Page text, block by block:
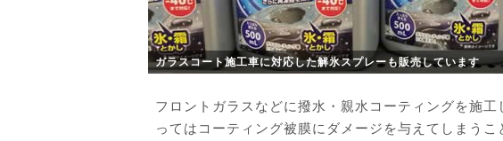
ガラスコート施工車に対応した解氷スプレーも販売しています
フロントガラスなどに撥水・親水コーティングを施
ってはコーティング被膜にダメージを与えてしまう